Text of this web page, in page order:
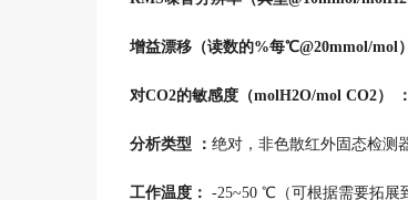
增益漂移（读数的%每℃@20mmol/mol
对CO2的敏感度（molH2O/mol CO2） ：
分析类型 ： 绝对，非色散红外固态检测
工作温度： -25~50 ℃（可根据需要拓展